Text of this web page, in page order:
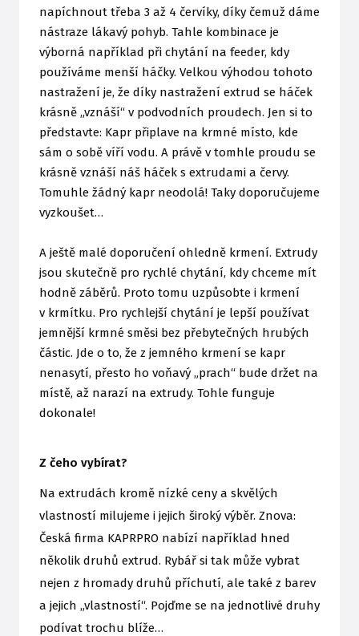
napíchnout třeba 3 až 4 červíky, díky čemuž dáme
nástraze lákavý pohyb. Tahle kombinace je
výborná například při chytání na feeder, kdy
používáme menší háčky. Velkou výhodou tohoto
nastražení je, že díky nastražení extrud se háček
krásně „vznáší“ v podvodních proudech. Jen si to
představte: Kapr připlave na krmné místo, kde
sám o sobě víří vodu. A právě v tomhle proudu se
krásně vznáší náš háček s extrudami a červy.
Tomuhle žádný kapr neodolá! Taky doporučujeme
vyzkoušet…
A ještě malé doporučení ohledně krmení. Extrudy
jsou skutečně pro rychlé chytání, kdy chceme mít
hodně záběrů. Proto tomu uzpůsobte i krmení
v krmítku. Pro rychlejší chytání je lepší používat
jemnější krmné směsi bez přebytečných hrubých
částic. Jde o to, že z jemného krmení se kapr
nenasytí, přesto ho voňavý „prach“ bude držet na
místě, až narazí na extrudy. Tohle funguje
dokonale!
Z čeho vybírat?
Na extrudách kromě nízké ceny a skvělých
vlastností milujeme i jejich široký výběr. Znova:
Česká firma KAPRPRO nabízí například hned
několik druhů extrud. Rybář si tak může vybrat
nejen z hromady druhů příchutí, ale také z barev
a jejich „vlastností“. Pojďme se na jednotlivé druhy
podívat trochu blíže…